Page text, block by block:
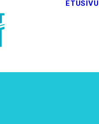
ETUSIVU